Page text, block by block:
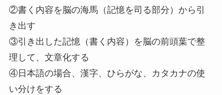
②書く内容を脳の海馬（記憶を司る部分）から引
き出す
③引き出した記憶（書く内容）を脳の前頭葉で整
理して、文章化する
④日本語の場合、漢字、ひらがな、カタカナの使
い分けをする